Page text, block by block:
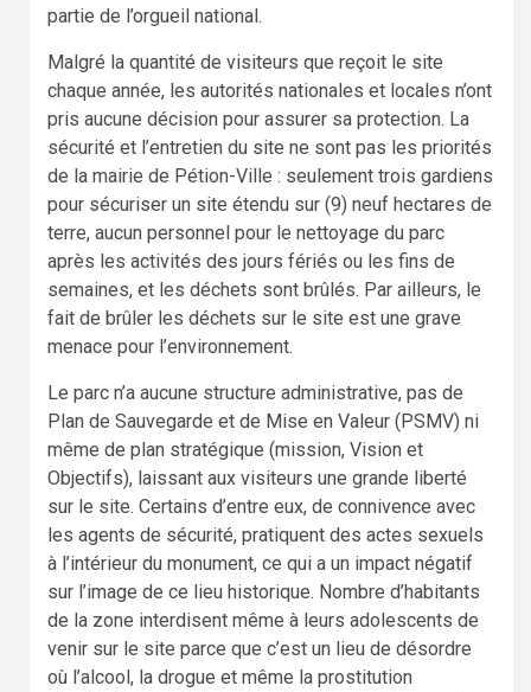
partie de l’orgueil national.
Malgré la quantité de visiteurs que reçoit le site
chaque année, les autorités nationales et locales n’ont
pris aucune décision pour assurer sa protection. La
sécurité et l’entretien du site ne sont pas les priorités
de la mairie de Pétion-Ville : seulement trois gardiens
pour sécuriser un site étendu sur (9) neuf hectares de
terre, aucun personnel pour le nettoyage du parc
après les activités des jours fériés ou les fins de
semaines, et les déchets sont brûlés. Par ailleurs, le
fait de brûler les déchets sur le site est une grave
menace pour l’environnement.
Le parc n’a aucune structure administrative, pas de
Plan de Sauvegarde et de Mise en Valeur (PSMV) ni
même de plan stratégique (mission, Vision et
Objectifs), laissant aux visiteurs une grande liberté
sur le site. Certains d’entre eux, de connivence avec
les agents de sécurité, pratiquent des actes sexuels
à l’intérieur du monument, ce qui a un impact négatif
sur l’image de ce lieu historique. Nombre d’habitants
de la zone interdisent même à leurs adolescents de
venir sur le site parce que c’est un lieu de désordre
où l’alcool, la drogue et même la prostitution